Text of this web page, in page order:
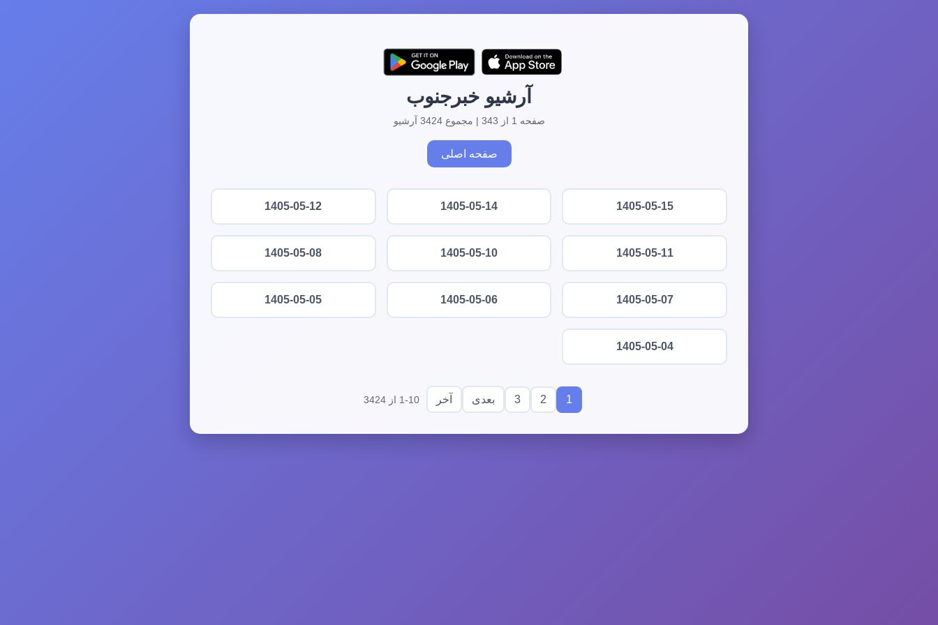
آرشیو خبرجنوب
صفحه 1 از 343 | مجموع 3424 آرشیو
صفحه اصلی
1405-05-15
1405-05-14
1405-05-12
1405-05-11
1405-05-10
1405-05-08
1405-05-07
1405-05-06
1405-05-05
1405-05-04
1
2
3 بعدی آخر 1-10 از 3424